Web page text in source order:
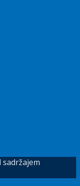
sadržajem